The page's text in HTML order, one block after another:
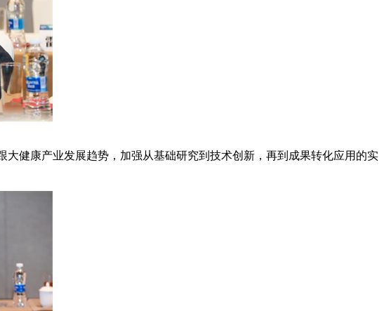
健康产业发展趋势，加强从基础研究到技术创新，再到成果转化应用的实